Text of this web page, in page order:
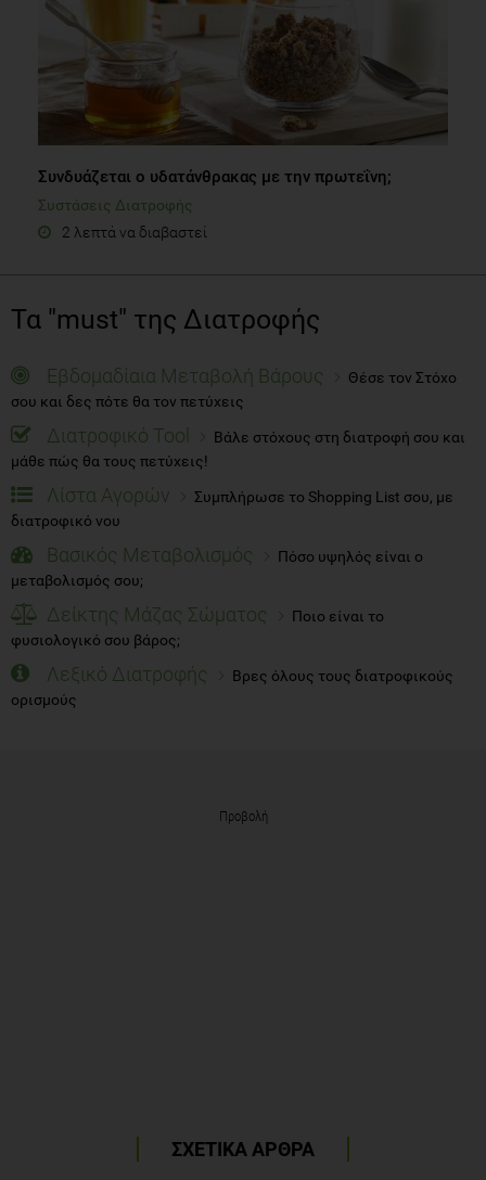
Συνδυάζεται ο υδατάνθρακας με την πρωτεΐνη;
Συστάσεις Διατροφής
2 λεπτά να διαβαστεί
Τα "must" της Διατροφής
Εβδομαδίαια Μεταβολή Βάρους
Θέσε τον Στόχο
σου και δες πότε θα τον πετύχεις
Διατροφικό Tool
Βάλε στόχους στη διατροφή σου και
μάθε πώς θα τους πετύχεις!
Λίστα Αγορών
Συμπλήρωσε το Shopping List σου, με
διατροφικό νου
Βασικός Μεταβολισμός
Πόσο υψηλός είναι ο
μεταβολισμός σου;
Δείκτης Μάζας Σώματος
Ποιο είναι το
φυσιολογικό σου βάρος;
Λεξικό Διατροφής
Βρες όλους τους διατροφικούς
ορισμούς
Προβολή
ΣΧΕΤΙΚΑ ΑΡΘΡΑ